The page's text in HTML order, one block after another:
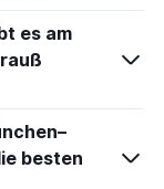
es am
besten